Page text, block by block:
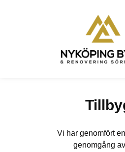
Vi har genomfört
genomgång